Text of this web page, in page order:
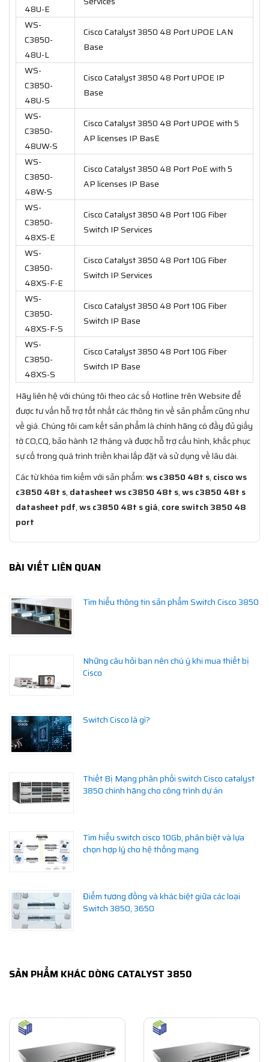
48U-E
WS-
C3850-
48U-L
Cisco Catalyst 3850 48 Port UPOE LAN
Base
WS-
C3850-
48U-S
Cisco Catalyst 3850 48 Port UPOE IP
Base
WS-
C3850-
48UW-S
Cisco Catalyst 3850 48 Port UPOE with 5
AP licenses IP BasE
WS-
C3850-
48W-S
Cisco Catalyst 3850 48 Port PoE with 5
AP licenses IP Base
WS-
C3850-
48XS-E
Cisco Catalyst 3850 48 Port 10G Fiber
Switch IP Services
WS-
C3850-
48XS-F-E
Cisco Catalyst 3850 48 Port 10G Fiber
Switch IP Services
WS-
C3850-
48XS-F-S
Cisco Catalyst 3850 48 Port 10G Fiber
Switch IP Base
WS-
C3850-
48XS-S
Cisco Catalyst 3850 48 Port 10G Fiber
Switch IP Base
Hãy liên hệ với chúng tôi theo các số Hotline trên Website để
được tư vấn hỗ trợ tốt nhất các thông tin về sản phẩm cũng như
về giá. Chúng tôi cam kết sản phẩm là chính hãng có đầy đủ giấy
tờ CO,CQ, bảo hành 12 tháng và được hỗ trợ cấu hình, khắc phục
sự cố trong quá trình triền khai lắp đặt và sử dụng về lâu dài.
Các từ khóa tìm kiếm với sản phẩm:ws c3850 48t s, cisco ws
c3850 48t s, datasheet ws c3850 48t s,ws c3850 48t s
datasheet pdf,ws c3850 48t s giá, core switch 3850 48
port
BÀI VIẾT LIÊN QUAN
Tìm hiểu thông tin sản phẩm Switch Cisco 3850
Những câu hỏi bạn nên chú ý khi mua thiết bị
Cisco
Switch Cisco là gì?
Thiết Bị Mạng phân phối switch Cisco catalyst
3850 chính hãng cho công trình dự án
Tìm hiểu switch cisco 10Gb, phân biệt và lựa
chọn hợp lý cho hệ thống mạng
Điểm tương đồng và khác biệt giữa các loại
Switch 3850, 3650
SẢN PHẨM KHÁC DÒNG CATALYST 3850